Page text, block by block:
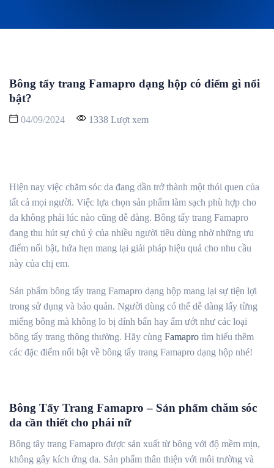
Bông tẩy trang Famapro dạng hộp có điểm gì nổi
bật?
04/09/2024 1338 Lượt xem
Hiện nay việc chăm sóc da đang dần trở thành một thói quen của
tất cả mọi người. Việc lựa chọn sản phẩm làm sạch phù hợp cho
da không phải lúc nào cũng dễ dàng. Bông tẩy trang Famapro
đang thu hút sự chú ý của nhiều người tiêu dùng nhờ những ưu
điểm nổi bật, hứa hẹn mang lại giải pháp hiệu quả cho nhu cầu
này của chị em.
Sản phẩm bông tẩy trang Famapro dạng hộp mang lại sự tiện lợi
trong sử dụng và bảo quản. Người dùng có thể dễ dàng lấy từng
miếng bông mà không lo bị dính bẩn hay ẩm ướt như các loại
bông tẩy trang thông thường. Hãy cùng Famapro tìm hiểu thêm
các đặc điểm nổi bật về bông tẩy trang Famapro dạng hộp nhé!
Bông Tẩy Trang Famapro – Sản phẩm chăm sóc
da cần thiết cho phái nữ
Bông tây trang Famapro được sản xuất từ bông với độ mềm mịn,
không gây kích ứng da. Sản phẩm thân thiện với môi trường và